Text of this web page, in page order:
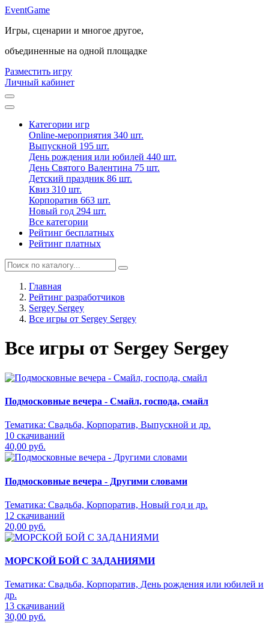
EventGame
Игры, сценарии и многое другое,
объединенные на одной площадке
Разместить игру
Личный кабинет
Категории игр
Online-мероприятия 340 шт.
Выпускной 195 шт.
День рождения или юбилей 440 шт.
День Святого Валентина 75 шт.
Детский праздник 86 шт.
Квиз 310 шт.
Корпоратив 663 шт.
Новый год 294 шт.
Все категории
Рейтинг бесплатных
Рейтинг платных
Главная
Рейтинг разработчиков
Sergey Sergey
Все игры от Sergey Sergey
Все игры от Sergey Sergey
Подмосковные вечера - Смайл, господа, смайл
Тематика: Свадьба, Корпоратив, Выпускной и др.
10 скачиваний
40,00 руб.
Подмосковные вечера - Другими словами
Тематика: Свадьба, Корпоратив, Новый год и др.
12 скачиваний
20,00 руб.
МОРСКОЙ БОЙ С ЗАДАНИЯМИ
Тематика: Свадьба, Корпоратив, День рождения или юбилей и
др.
13 скачиваний
30,00 руб.